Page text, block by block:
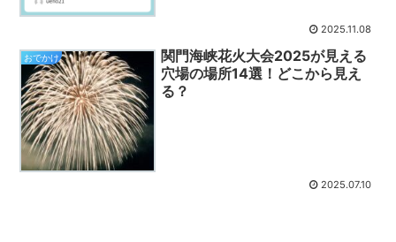
2025.11.08
おでかけ
関門海峡花火大会2025が見える
穴場の場所14選！どこから見え
る？
2025.07.10